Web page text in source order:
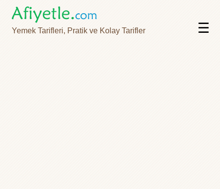
Yemek Tarifleri, Pratik ve Kolay Tarifler ☰